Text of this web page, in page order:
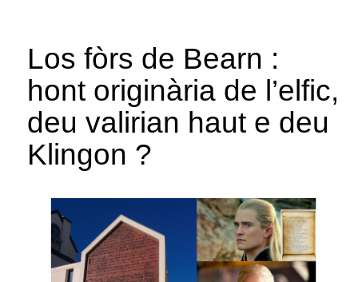
Los fòrs de Bearn :
hont originària de l’elfic,
deu valirian haut e deu
Klingon ?